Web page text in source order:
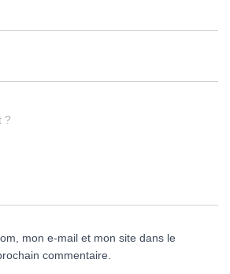
?
mon e-mail et mon site dans le
commentaire.